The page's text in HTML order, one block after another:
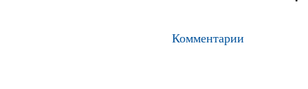
Комментарии